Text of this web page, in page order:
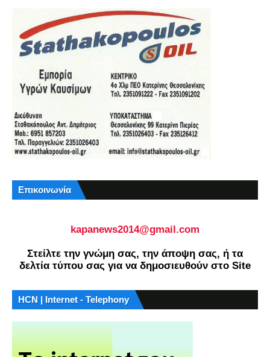
Επικοινωνία
kapanews2014@gmail.com
Στείλτε την γνώμη σας, την άποψη σας, ή τα
δελτία τύπου σας για να δημοσιευθούν στο Site
HCN | Internet - Telephony